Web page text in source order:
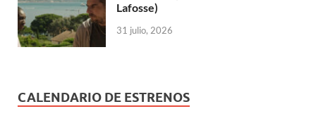
Lafosse)
31 julio, 2026
CALENDARIO DE ESTRENOS